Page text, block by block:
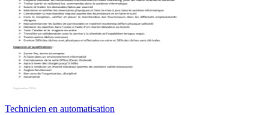
Technicien en automatisation